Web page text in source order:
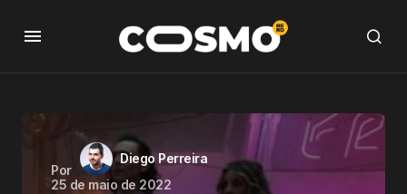
Por
Diego Perreira
25 de maio de 2022